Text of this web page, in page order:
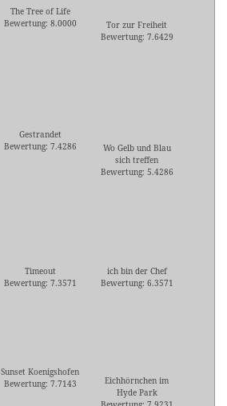
The Tree of Life
Bewertung: 8.0000
Tor zur Freiheit
Bewertung: 7.6429
Gestrandet
Bewertung: 7.4286
Wo Gelb und Blau
sich treffen
Bewertung: 5.4286
Timeout
Bewertung: 7.3571
ich bin der Chef
Bewertung: 6.3571
Sunset Koenigshofen
Bewertung: 7.7143
Eichhörnchen im
Hyde Park